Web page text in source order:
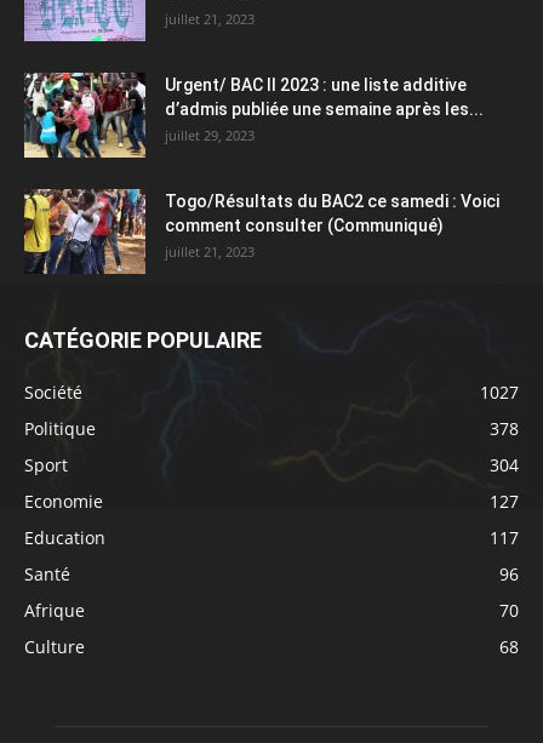
juillet 21, 2023
Urgent/ BAC II 2023 : une liste additive
d’admis publiée une semaine après les...
juillet 29, 2023
Togo/Résultats du BAC2 ce samedi : Voici
comment consulter (Communiqué)
juillet 21, 2023
CATÉGORIE POPULAIRE
Société
1027
Politique
378
Sport
304
Economie
127
Education
117
Santé
96
Afrique
70
Culture
68